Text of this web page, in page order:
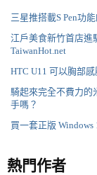
三星推搭載S Pen功
江戶美食新竹首店
TaiwanHot.net
HTC U11 可以胸部感
騎起來完全不費力的
手嗎？
買一套正版
熱門作者